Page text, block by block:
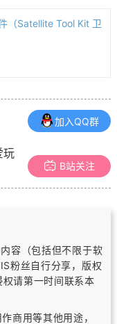
（Satellite Tool Kit 卫
玩
加入QQ群
B站关注
容（包括但不限于软
粉丝自行分享，版权
权请第一时间联系本
商用等其他用途，